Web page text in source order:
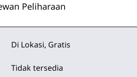
Peliharaan
Di Lokasi, Gratis
Tidak tersedia